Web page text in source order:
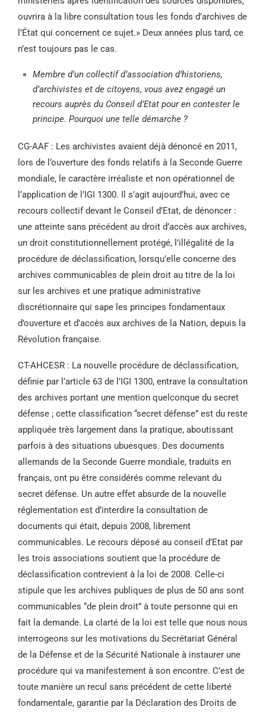
ouvrira à la libre consultation tous les fonds d’archives de
l’État qui concernent ce sujet.» Deux années plus tard, ce
n’est toujours pas le cas.
Membre d’un collectif d’association d’historiens,
d’archivistes et de citoyens, vous avez engagé un
recours auprès du Conseil d’Etat pour en contester le
principe. Pourquoi une telle démarche ?
CG-AAF : Les archivistes avaient déjà dénoncé en 2011,
lors de l’ouverture des fonds relatifs à la Seconde Guerre
mondiale, le caractère irréaliste et non opérationnel de
l’application de l’IGI 1300. Il s’agit aujourd’hui, avec ce
recours collectif devant le Conseil d’Etat, de dénoncer :
une atteinte sans précédent au droit d’accès aux archives,
un droit constitutionnellement protégé, l’illégalité de la
procédure de déclassification, lorsqu’elle concerne des
archives communicables de plein droit au titre de la loi
sur les archives et une pratique administrative
discrétionnaire qui sape les principes fondamentaux
d’ouverture et d’accès aux archives de la Nation, depuis la
Révolution française.
CT-AHCESR : La nouvelle procédure de déclassification,
définie par l’article 63 de l’IGI 1300, entrave la consultation
des archives portant une mention quelconque du secret
défense ; cette classification “secret défense” est du reste
appliquée très largement dans la pratique, aboutissant
parfois à des situations ubuesques. Des documents
allemands de la Seconde Guerre mondiale, traduits en
français, ont pu être considérés comme relevant du
secret défense. Un autre effet absurde de la nouvelle
réglementation est d’interdire la consultation de
documents qui était, depuis 2008, librement
communicables. Le recours déposé au conseil d’Etat par
les trois associations soutient que la procédure de
déclassification contrevient à la loi de 2008. Celle-ci
stipule que les archives publiques de plus de 50 ans sont
communicables “de plein droit” à toute personne qui en
fait la demande. La clarté de la loi est telle que nous nous
interrogeons sur les motivations du Secrétariat Général
de la Défense et de la Sécurité Nationale à instaurer une
procédure qui va manifestement à son encontre. C’est de
toute manière un recul sans précédent de cette liberté
fondamentale, garantie par la Déclaration des Droits de